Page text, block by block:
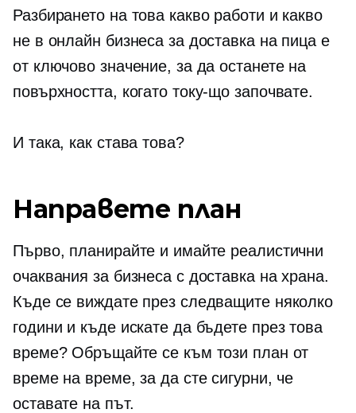
Разбирането на това какво работи и какво
не в онлайн бизнеса за доставка на пица е
от ключово значение, за да останете на
повърхността, когато току-що започвате.
И така, как става това?
Направете план
Първо, планирайте и имайте реалистични
очаквания за бизнеса с доставка на храна.
Къде се виждате през следващите няколко
години и къде искате да бъдете през това
време? Обръщайте се към този план от
време на време, за да сте сигурни, че
оставате на път.